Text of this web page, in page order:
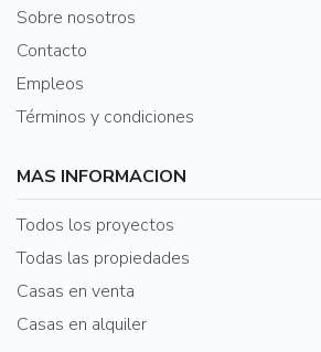
Sobre nosotros
Contacto
Empleos
Términos y condiciones
MAS INFORMACION
Todos los proyectos
Todas las propiedades
Casas en venta
Casas en alquiler